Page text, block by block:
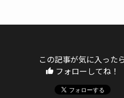
この記事が気に入った
フォローしてね！